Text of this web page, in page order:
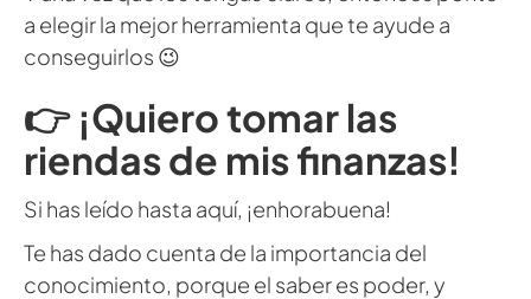
a elegir la mejor herramienta que te ayude a
conseguirlos 😉
👉 ¡Quiero tomar las
riendas de mis finanzas!
Si has leído hasta aquí, ¡enhorabuena!
Te has dado cuenta de la importancia del
conocimiento, porque el saber es poder, y